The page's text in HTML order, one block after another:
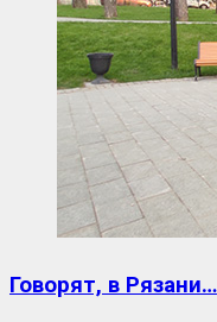
Говорят, в Рязани…